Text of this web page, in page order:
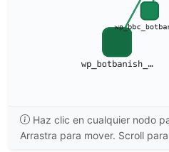
Haz clic en cualquier nodo
Arrastra para mover. Scroll